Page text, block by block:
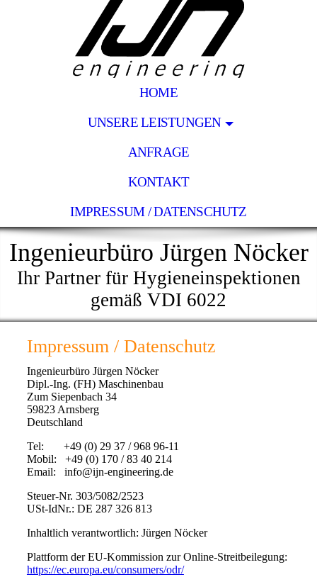
HOME
UNSERE LEISTUNGEN
ANFRAGE
KONTAKT
IMPRESSUM / DATENSCHUTZ
Ingenieurbüro Jürgen Nöcker
Ihr Partner für Hygieneinspektionen
gemäß VDI 6022
Impressum / Datenschutz
Ingenieurbüro Jürgen Nöcker
Dipl.-Ing. (FH) Maschinenbau
Zum Siepenbach 34
59823 Arnsberg
Deutschland
Tel: +49 (0) 29 37 / 968 96-11
Mobil: +49 (0) 170 / 83 40 214
Email: info@ijn-engineering.de
Steuer-Nr. 303/5082/2523
USt-IdNr.: DE 287 326 813
Inhaltlich verantwortlich: Jürgen Nöcker
Plattform der EU-Kommission zur Online-Streitbeilegung:
https://ec.europa.eu/consumers/odr/